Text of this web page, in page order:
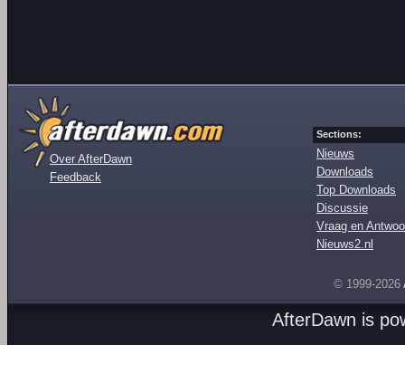
Over AfterDawn
Feedback
Sections:
Nieuws
Downloads
Top Downloads
Discussie
Vraag en
Nieuws2.nl
© 1999-2026
AfterDawn is